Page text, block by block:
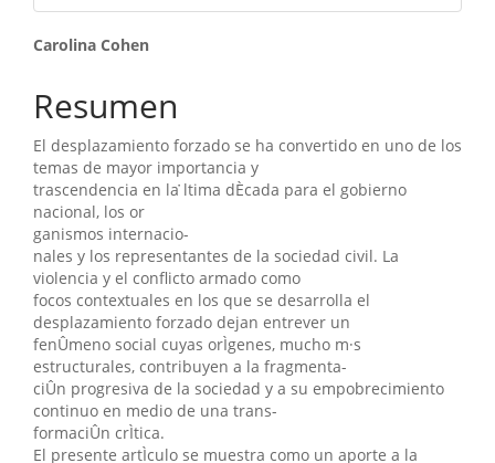
Contenido
principal
del
artículo
Carolina Cohen
Resumen
El desplazamiento forzado se ha convertido en uno de los
temas de mayor importancia y
trascendencia en la ̇ltima dÈcada para el gobierno
nacional, los or
ganismos internacio-
nales y los representantes de la sociedad civil. La
violencia y el conflicto armado como
focos contextuales en los que se desarrolla el
desplazamiento forzado dejan entrever un
fenÛmeno social cuyas orÌgenes, mucho m·s
estructurales, contribuyen a la fragmenta-
ciÛn progresiva de la sociedad y a su empobrecimiento
continuo en medio de una trans-
formaciÛn crÌtica.
El presente artÌculo se muestra como un aporte a la